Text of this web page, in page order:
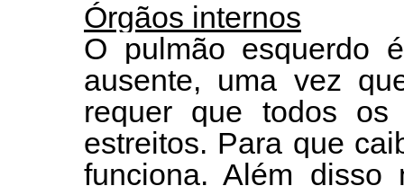
Órgãos internos
O pulmão esquerdo
ausente, uma vez
requer que todos os
estreitos. Para que
funciona. Além